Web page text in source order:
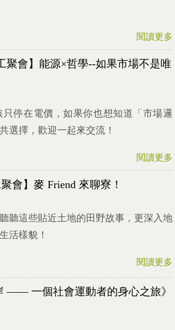
閱讀更多
聚會】能源×哲學--如果市場不是唯
停在電價，如果你也想知道「市場邏
選擇，歡迎一起來交流！
閱讀更多
會】麥 Friend 來聊寮！
聽這些貼近土地的田野故事，更深入地
活樣貌！
閱讀更多
—— 一個社會運動者的身心之旅》